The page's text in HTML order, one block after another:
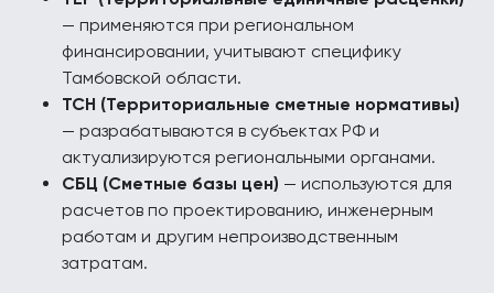
— применяются при региональном
финансировании, учитывают специфику
Тамбовской области.
ТСН (Территориальные сметные нормативы)
— разрабатываются в субъектах РФ и
актуализируются региональными органами.
СБЦ (Сметные базы цен) — используются для
расчетов по проектированию, инженерным
работам и другим непроизводственным
затратам.